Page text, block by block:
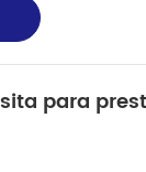
para